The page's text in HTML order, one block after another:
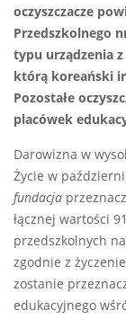
oczyszczacze
Przedszkolnego
typu urządzenia
którą koreański
Pozostałe
placówek
Darowizna w
Życie w
fundacja
łącznej wartości
przedszkolnych
zgodnie z
zostanie
edukacyjnego